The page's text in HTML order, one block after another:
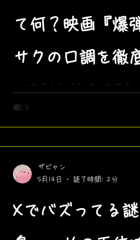
て何？映画『爆
サクの口調を徹
例
Xで流行中！「タゴサク構文
ゴサク構文をつかった動画を
文を使ってみよう！
Xでバズってる
ザビャン
5月14日
読了時間: 2分